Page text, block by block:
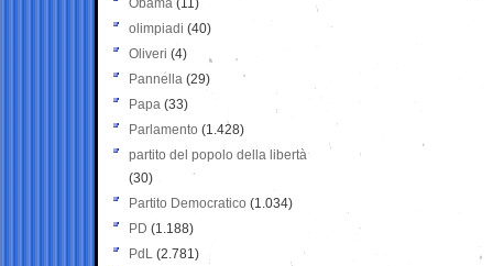
Obama (11)
olimpiadi (40)
Oliveri (4)
Pannella (29)
Papa (33)
Parlamento (1.428)
partito del popolo della libertà
(30)
Partito Democratico (1.034)
PD (1.188)
PdL (2.781)